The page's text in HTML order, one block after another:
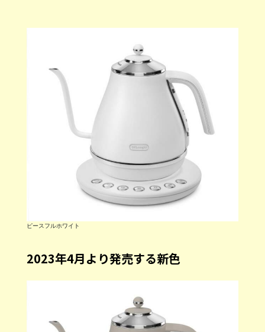
ピースフルホワイト
2023年4月より発売する新色